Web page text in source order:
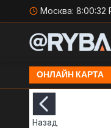
Москва: 8:00:32
ОНЛАЙН КАРТА
Камыши Удар
Назад